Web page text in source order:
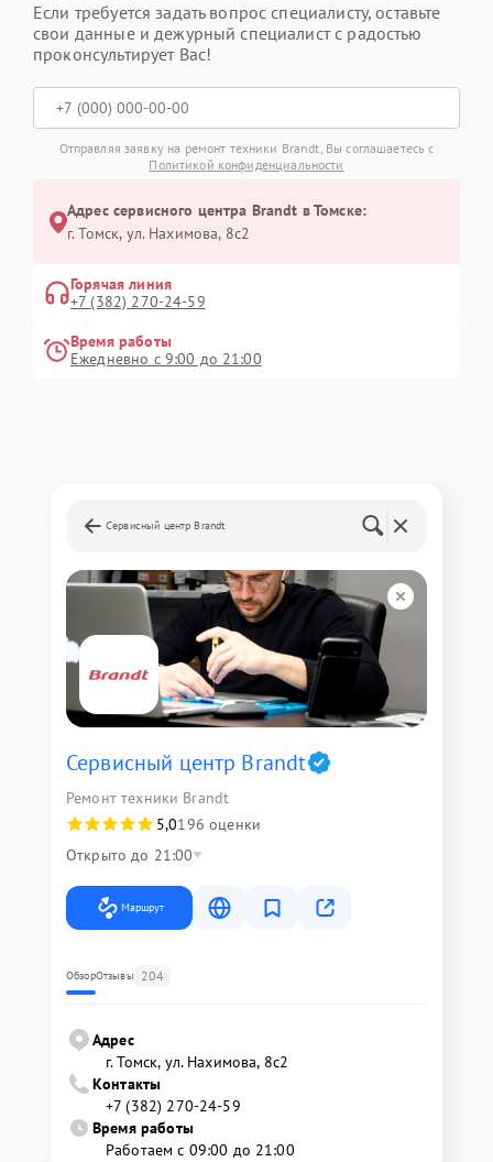
Если требуется задать вопрос специалисту, оставьте
свои данные и дежурный специалист с радостью
проконсультирует Вас!
Отправляя заявку на ремонт техники Brandt, Вы соглашаетесь с
Политикой конфиденциальности
Адрес сервисного центра Brandt в Томске:
г. Томск, ул. Нахимова, 8с2
Горячая линия
+7 (382) 270-24-59
Время работы
Ежедневно с 9:00 до 21:00
Сервисный центр Brandt
Сервисный центр Brandt
Ремонт техники Brandt
5,0196 оценки
Открыто до 21:00
Маршрут
ОбзорОтзывы 204
Адрес
г. Томск, ул. Нахимова, 8с2
Контакты
+7 (382) 270-24-59
Время работы
Работаем с 09:00 до 21:00